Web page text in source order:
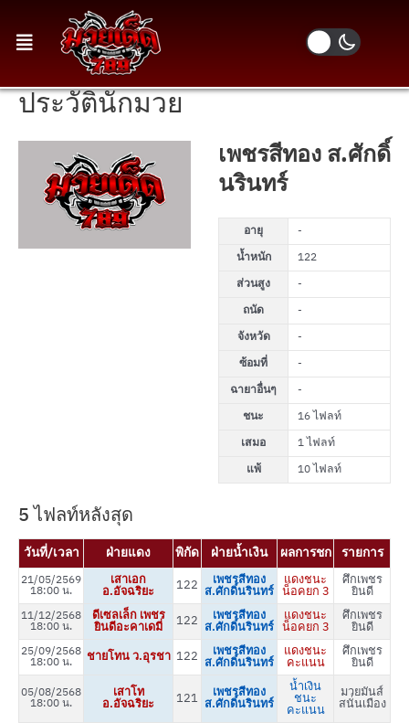
ประวัตินักมวย
เพชรสีทอง ส.ศักดิ์
นรินทร์
อายุ
-
น้ำหนัก
122
ส่วนสูง
-
ถนัด
-
จังหวัด
-
ซ้อมที่
-
ฉายาอื่นๆ
-
ชนะ
16 ไฟลท์
เสมอ
1 ไฟลท์
แพ้
10 ไฟลท์
5 ไฟลท์หลังสุด
วันที่/เวลา ฝ่ายแดง พิกัด ฝ่ายน้ำเงิน ผลการชก รายการ
21/05/2569
18:00 น.
เสาเอก
อ.อัจฉริยะ 122 เพชรสีทอง
ส.ศักดิ์นรินทร์
แดงชนะ
น็อคยก 3
ศึกเพชร
ยินดี
11/12/2568
18:00 น.
ดีเซลเล็ก เพชร
ยินดีอะคาเดมี่ 122 เพชรสีทอง
ส.ศักดิ์นรินทร์
แดงชนะ
น็อคยก 3
ศึกเพชร
ยินดี
25/09/2568
18:00 น. ชายโทน ว.อุรชา 122 เพชรสีทอง
ส.ศักดิ์นรินทร์
แดงชนะ
คะแนน
ศึกเพชร
ยินดี
05/08/2568
18:00 น.
เสาโท
อ.อัจฉริยะ 121 เพชรสีทอง
ส.ศักดิ์นรินทร์
น้ำเงิน
ชนะ
คะแนน
มวยมันส์
สนั่นเมือง